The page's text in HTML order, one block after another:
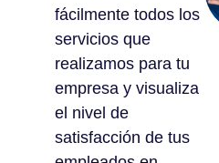
fácilmente todos los
servicios que
realizamos para tu
empresa y visualiza
el nivel de
satisfacción de tus